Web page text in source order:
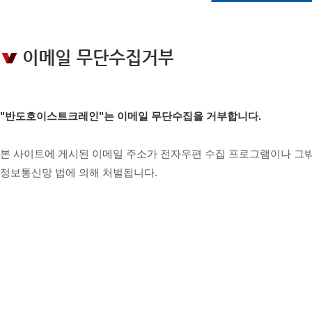
"반도호이스트크레인"는 이메일 무단수집을 거부합니다.
본 사이트에 게시된 이메일 주소가 전자우편 수집 프로그램이나
정보통신망 법에 의해 처벌됩니다.